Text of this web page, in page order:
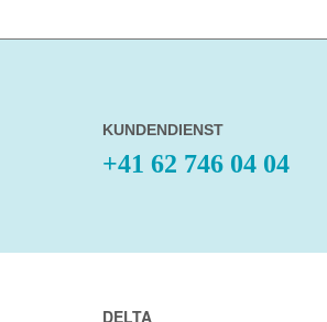
KUNDENDIENST
+41 62 746 04 04
DELTA